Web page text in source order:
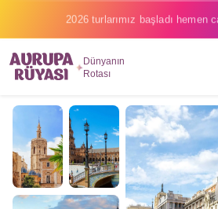
2026 turlarımız başladı hemen
Dünyanın
Rotası